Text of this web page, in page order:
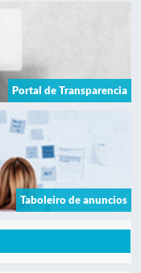
Portal de Transparencia
Taboleiro de anuncios